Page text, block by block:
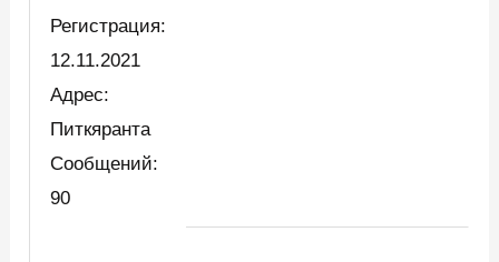
Регистрация:
12.11.2021
Адрес:
Питкяранта
Сообщений:
90